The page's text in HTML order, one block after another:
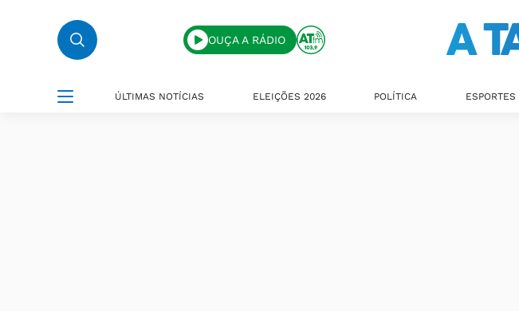
OUÇA A RÁDIO
ÚLTIMAS NOTÍCIAS ELEIÇÕES 2026 POLÍTICA ESPORTES